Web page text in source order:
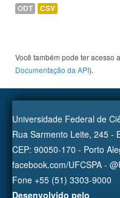
ODT CSV
Você também pode ter acesso
Documentação da API).
Universidade Federal de
Rua Sarmento Leite, 245 -
CEP: 90050-170 - Porto
facebook.com/UFCSPA -
Fone +55 (51) 3303-9000
Desenvolvido pelo